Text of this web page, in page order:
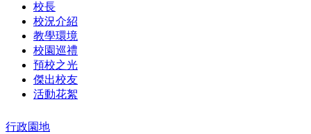
校長
校況介紹
教學環境
校園巡禮
預校之光
傑出校友
活動花絮
行政園地